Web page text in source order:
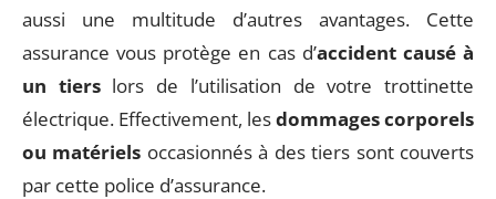
aussi une multitude d’autres avantages. Cette
assurance vous protège en cas d’accident causé à
un tierslors de l’utilisation de votre trottinette
électrique. Effectivement, lesdommages corporels
ou matériels occasionnés à des tiers sont couverts
par cette police d’assurance.